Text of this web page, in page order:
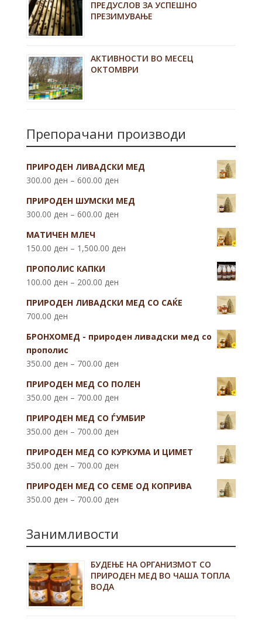
ПРЕДУСЛОВ ЗА УСПЕШНО
ПРЕЗИМУВАЊЕ
АКТИВНОСТИ ВО МЕСЕЦ
ОКТОМВРИ
Препорачани производи
ПРИРОДЕН ЛИВАДСКИ МЕД
300.00 ден – 600.00 ден
ПРИРОДЕН ШУМСКИ МЕД
300.00 ден – 600.00 ден
МАТИЧЕН МЛЕЧ
150.00 ден – 1,500.00 ден
ПРОПОЛИС КАПКИ
100.00 ден – 200.00 ден
ПРИРОДЕН ЛИВАДСКИ МЕД СО САЌЕ
700.00 ден
БРОНХОМЕД - природен ливадски мед со
прополис
350.00 ден – 700.00 ден
ПРИРОДЕН МЕД СО ПОЛЕН
350.00 ден – 700.00 ден
ПРИРОДЕН МЕД СО ЃУМБИР
350.00 ден – 700.00 ден
ПРИРОДЕН МЕД СО КУРКУМА И ЦИМЕТ
350.00 ден – 700.00 ден
ПРИРОДЕН МЕД СО СЕМЕ ОД КОПРИВА
350.00 ден – 700.00 ден
Занимливости
БУДЕЊЕ НА ОРГАНИЗМОТ СО
ПРИРОДЕН МЕД ВО ЧАША ТОПЛА
ВОДА